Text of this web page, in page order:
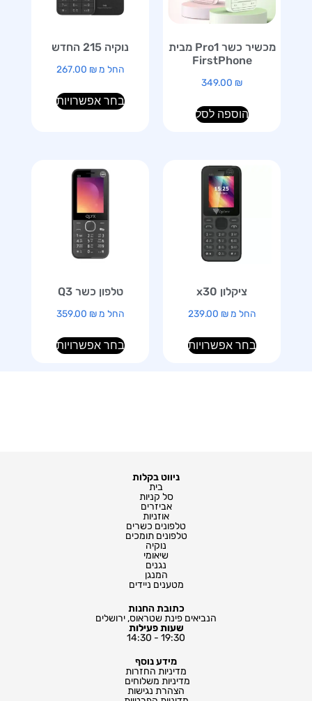
מכשיר כשר Pro1 מבית
FirstPhone
349.00 ₪
הוספה לסל
נוקיה 215 החדש
החל מ 267.00 ₪
בחר אפשרויות
ציקלון x30
החל מ 239.00 ₪
בחר אפשרויות
טלפון כשר Q3
החל מ 359.00 ₪
בחר אפשרויות
ניווט בקלות
בית
סל קניות
אביזרים
אוזניות
טלפונים כשרים
טלפונים תומכים
נוקיה
שיאומי
נגנים
המנגן
מטענים ניידים
כתובת החנות
הנביאים פינת שטראוס, ירושלים
שעות פעילות
19:30 - 14:30
מידע נוסף
מדיניות החזרות
מדיניות משלוחים ​
הצהרת נגישות